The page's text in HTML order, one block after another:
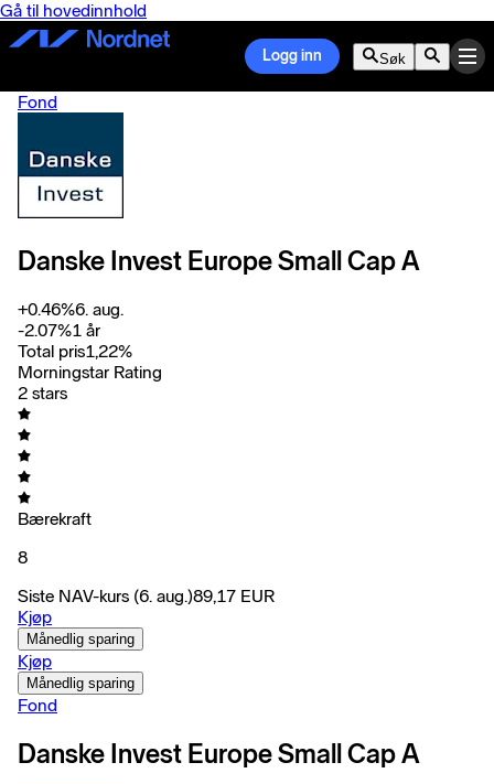
Gå til hovedinnhold
Logg inn Søk
Fond
Danske Invest Europe Small Cap A
+0.46%6. aug.
-2.07%1 år
Total pris1,22%
Morningstar Rating
2 stars
Bærekraft
8
Siste NAV-kurs (6. aug.)89,17 EUR
Kjøp
Månedlig sparing
Kjøp
Månedlig sparing
Fond
Danske Invest Europe Small Cap A